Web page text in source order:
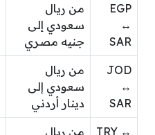
EGP
↔
SAR
من ريال
سعودي إلى
جنيه مصري
JOD
↔
SAR
من ريال
سعودي إلى
دينار أردني
TRY ↔
من ريال